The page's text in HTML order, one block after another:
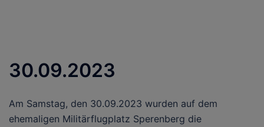
30.09.2023
Am Samstag, den 30.09.2023 wurden auf dem
ehemaligen Militärflugplatz Sperenberg die